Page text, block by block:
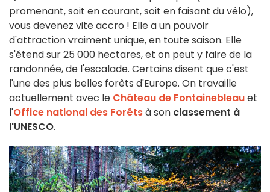
promenant, soit en courant, soit en faisant du vélo),
vous devenez vite accro ! Elle a un pouvoir
d'attraction vraiment unique, en toute saison. Elle
s'étend sur 25 000 hectares, et on peut y faire de la
randonnée, de l'escalade. Certains disent que c'est
l'une des plus belles forêts d'Europe. On travaille
actuellement avec le Château de Fontainebleauet
l'Office national des Forêtsà son classement à
l'UNESCO.